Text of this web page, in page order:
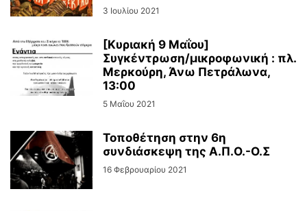
3 Ιουλίου 2021
[Κυριακή 9 Μαΐου]
Συγκέντρωση/μικροφωνική : πλ.
Μερκούρη, Άνω Πετράλωνα,
13:00
5 Μαΐου 2021
Τοποθέτηση στην 6η
συνδιάσκεψη της Α.Π.Ο.-Ο.Σ
16 Φεβρουαρίου 2021